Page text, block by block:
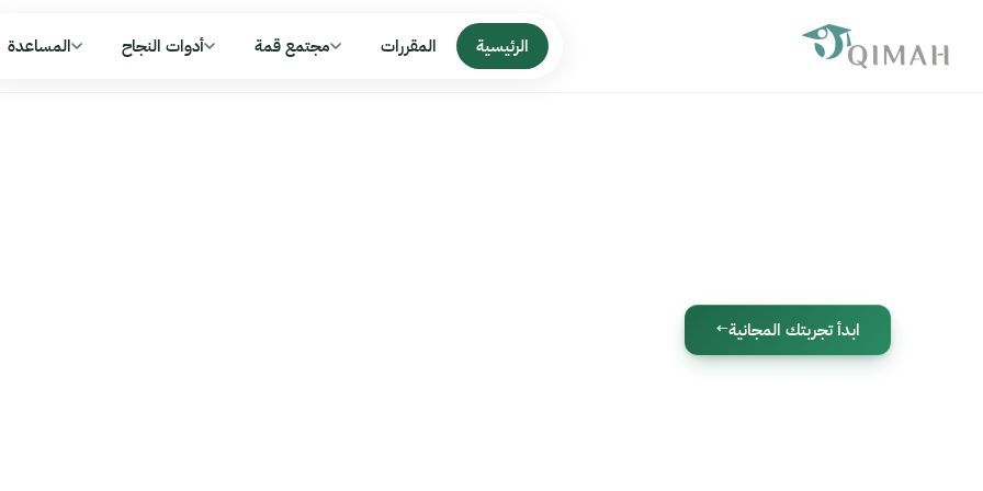
الرئيسية المقررات مجتمع قمة أدوات النجاح المساعدة
ابدأ تجربتك المجانية←